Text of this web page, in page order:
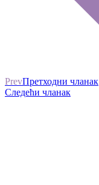
PrevПретходни чланак
Следећи чланак